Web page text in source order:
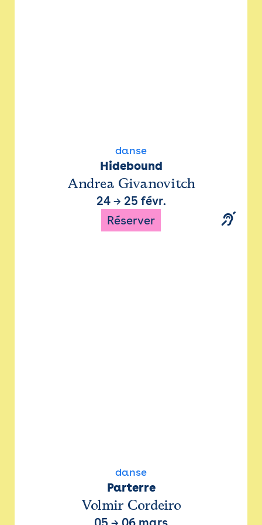
danse
Hidebound
Andrea Givanovitch
24→ 25 févr.
Réserver
danse
Parterre
Volmir Cordeiro